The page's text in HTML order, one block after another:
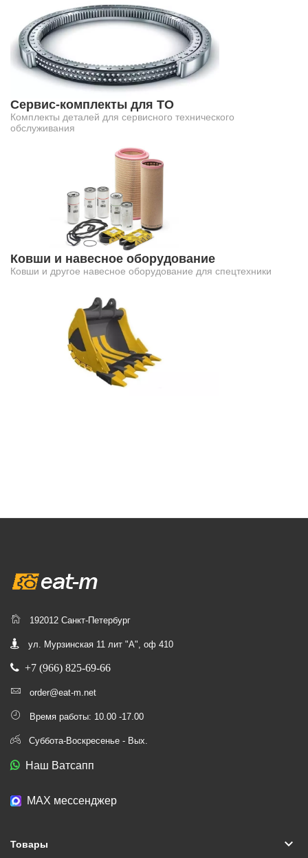
Сервис-комплекты для ТО
Комплекты деталей для сервисного технического
обслуживания
Ковши и навесное оборудование
Ковши и другое навесное оборудование для спецтехники
192012 Санкт-Петербург
ул. Мурзинская 11 лит "А", оф 410
+7 (966) 825-69-66
order@eat-m.net
Время работы: 10.00 -17.00
Суббота-Воскресенье - Вых.
Наш Ватсапп
МАХ мессенджер
Товары keyboard_arrow_down